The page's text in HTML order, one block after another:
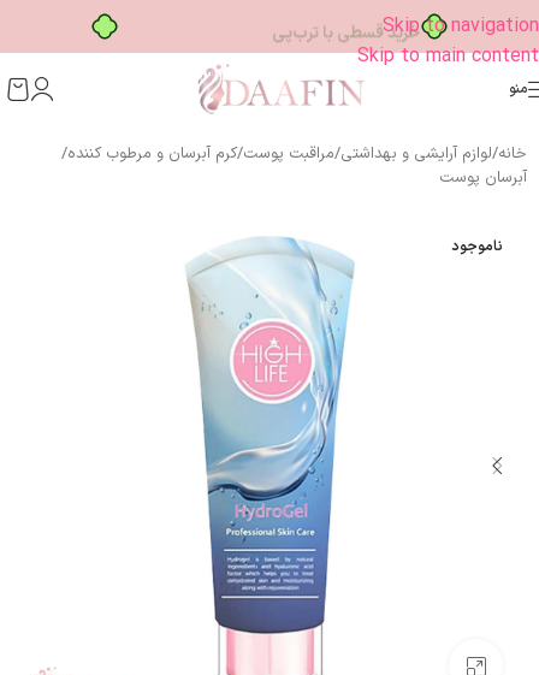
خرید قسطی با ترب‌پیSkip to navigation
Skip to main content
منو
خانه/لوازم آرایشی و بهداشتی/مراقبت پوست/کرم آبرسان و مرطوب کننده/
آبرسان پوست
ناموجود